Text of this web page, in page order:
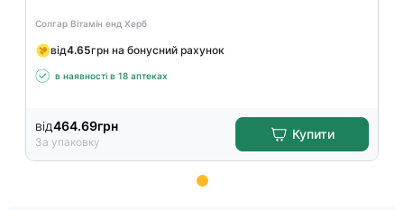
Солгар Вітамін енд Херб
від4.65грн на бонусний рахунок
в наявності в 18 аптеках
від464.69грн
За упаковку
Купити